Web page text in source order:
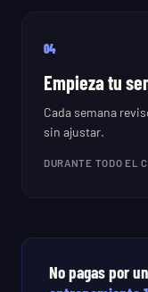
04
Empieza tu
Cada semana
sin ajustar.
DURANTE TODO EL
No pagas por